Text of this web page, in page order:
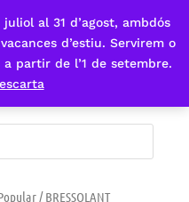
al 31 d’agost, ambdós
d’estiu. Servirem o
partir de l’1 de setembre.
/ BRESSOLANT